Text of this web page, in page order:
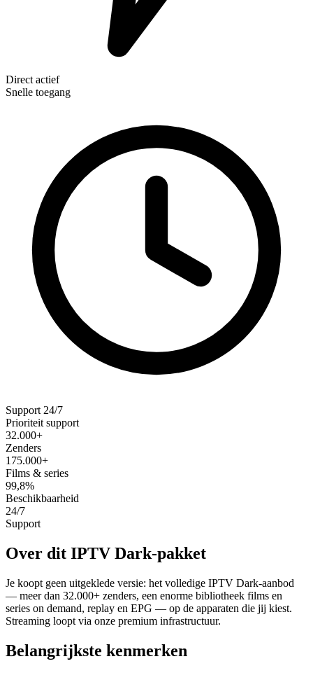
Direct actief
Snelle toegang
Support 24/7
Prioriteit support
32.000+
Zenders
175.000+
Films & series
99,8%
Beschikbaarheid
24/7
Support
Over dit IPTV Dark-pakket
Je koopt geen uitgeklede versie: het volledige IPTV Dark-aanbod
— meer dan 32.000+ zenders, een enorme bibliotheek films en
series on demand, replay en EPG — op de apparaten die jij kiest.
Streaming loopt via onze premium infrastructuur.
Belangrijkste kenmerken